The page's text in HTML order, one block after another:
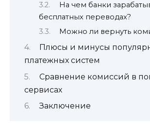
На чем банки
бесплатных переводах?
Можно ли вернуть
Плюсы и минусы
платежных систем
Сравнение комиссий в
сервисах
Заключение